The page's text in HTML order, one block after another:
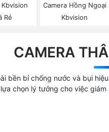
Rẻ
Camera Hồng Ngoại
Kbvision
CAMERA
bền bỉ chống nước và bụi
chọn lý tưởng cho việc giám